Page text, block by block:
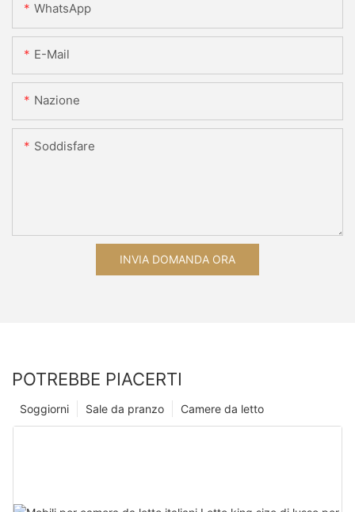
WhatsApp
E-Mail
Nazione
Soddisfare
INVIA DOMANDA ORA
POTREBBE PIACERTI
Camere da letto
Sale da pranzo
Soggiorni